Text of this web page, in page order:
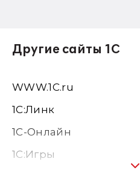
Другие сайты 1С
WWW.1С.ru
1С:Линк
1С-Онлайн
1C:Игры